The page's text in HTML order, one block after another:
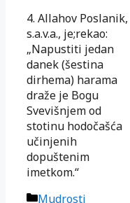
4. Allahov Poslanik,
s.a.v.a., je;rekao:
„Napustiti jedan
danek (šestina
dirhema) harama
draže je Bogu
Svevišnjem od
stotinu hodočašća
učinjenih
dopuštenim
imetkom.“
Kategorije
Mudrosti